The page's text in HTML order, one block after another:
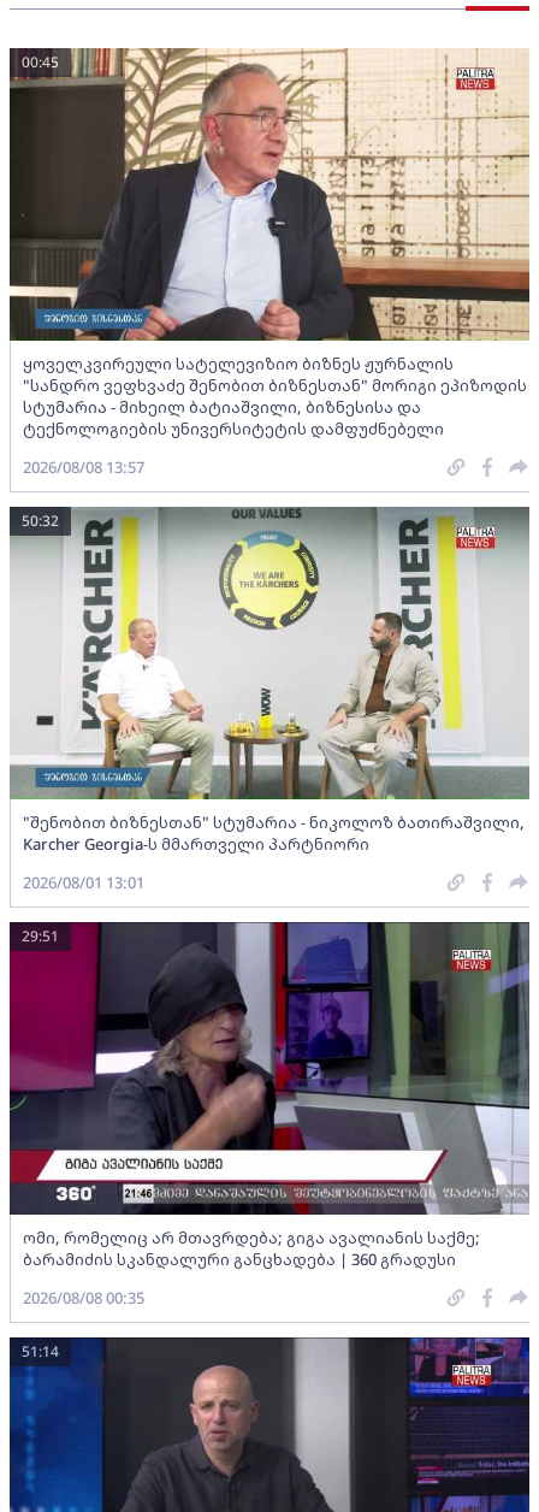
ყოველკვირეული სატელევიზიო ბიზნეს ჟურნალის
"სანდრო ვეფხვაძე შენობით ბიზნესთან" მორიგი ეპიზოდის
სტუმარია - მიხეილ ბატიაშვილი, ბიზნესისა და
ტექნოლოგიების უნივერსიტეტის დამფუძნებელი
00:45
2026/08/08 13:57
"შენობით ბიზნესთან" სტუმარია - ნიკოლოზ ბათირაშვილი,
Karcher Georgia-ს მმართველი პარტნიორი
50:32
2026/08/01 13:01
ომი, რომელიც არ მთავრდება; გიგა ავალიანის საქმე;
ბარამიძის სკანდალური განცხადება | 360 გრადუსი
29:51
2026/08/08 00:35
51:14